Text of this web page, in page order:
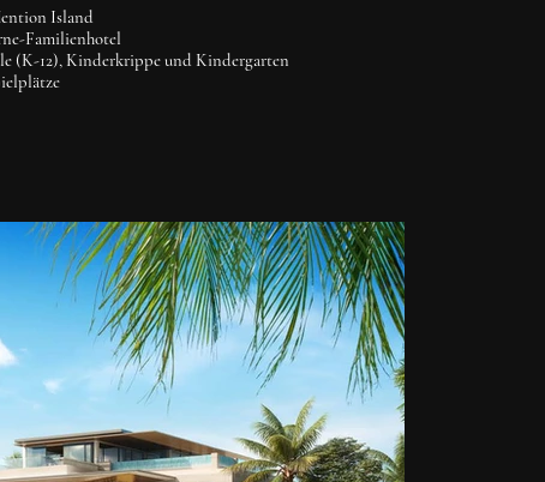
Island
Familienhotel
(K-12), Kinderkrippe und Kindergarten